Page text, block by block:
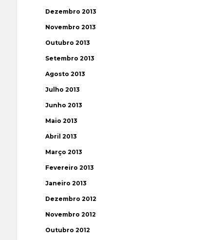
Dezembro 2013
Novembro 2013
Outubro 2013
Setembro 2013
Agosto 2013
Julho 2013
Junho 2013
Maio 2013
Abril 2013
Março 2013
Fevereiro 2013
Janeiro 2013
Dezembro 2012
Novembro 2012
Outubro 2012